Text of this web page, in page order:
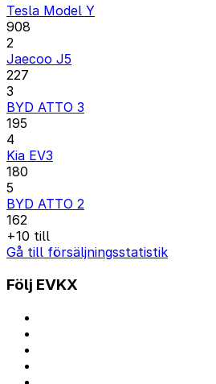
Tesla Model Y
908
2
Jaecoo J5
227
3
BYD ATTO 3
195
4
Kia EV3
180
5
BYD ATTO 2
162
+10 till
Gå till försäljningsstatistik
Följ EVKX